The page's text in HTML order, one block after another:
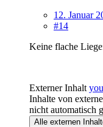
12. Januar
#14
Keine flache
Externer Inhalt
Inhalte von
nicht automatisch
Alle externen